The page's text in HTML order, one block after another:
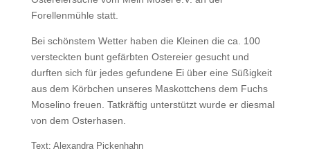
Forellenmühle statt.
Bei schönstem Wetter haben die Kleinen die ca. 100
versteckten bunt gefärbten Ostereier gesucht und
durften sich für jedes gefundene Ei über eine Süßigkeit
aus dem Körbchen unseres Maskottchens dem Fuchs
Moselino freuen. Tatkräftig unterstützt wurde er diesmal
von dem Osterhasen.
Text: Alexandra Pickenhahn